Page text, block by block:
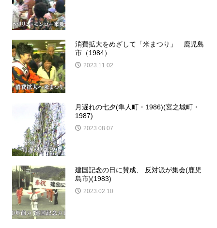
消費拡大をめざして「米まつり」 鹿児島
市（1984）
2023.11.02
月遅れの七夕(隼人町・1986)(宮之城町・
1987)
2023.08.07
建国記念の日に賛成、 反対派が集会(鹿児
島市)(1983)
2023.02.10